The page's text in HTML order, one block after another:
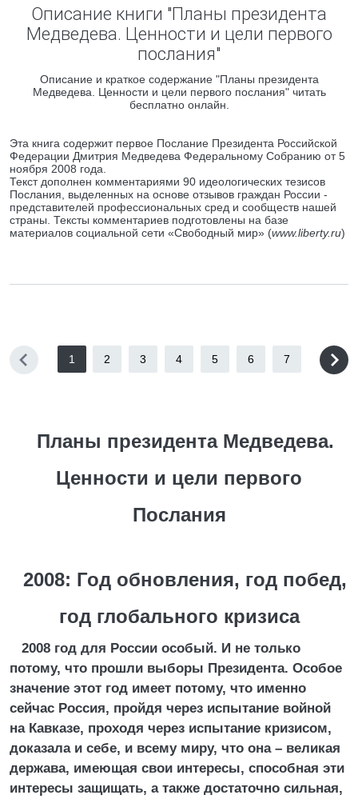
Описание книги "Планы президента
Медведева. Ценности и цели первого
послания"
Описание и краткое содержание "Планы президента
Медведева. Ценности и цели первого послания" читать
бесплатно онлайн.
Эта книга содержит первое Послание Президента Российской
Федерации Дмитрия Медведева Федеральному Собранию от 5
ноября 2008 года.
Текст дополнен комментариями 90 идеологических тезисов
Послания, выделенных на основе отзывов граждан России -
представителей профессиональных сред и сообществ нашей
страны. Тексты комментариев подготовлены на базе
материалов социальной сети «Свободный мир» (www.liberty.ru)
1 2 3 4 5 6 7
Планы президента Медведева.
Ценности и цели первого
Послания
2008: Год обновления, год побед,
год глобального кризиса
2008 год для России особый. И не только
потому, что прошли выборы Президента. Особое
значение этот год имеет потому, что именно
сейчас Россия, пройдя через испытание войной
на Кавказе, проходя через испытание кризисом,
доказала и себе, и всему миру, что она – великая
держава, имеющая свои интересы, способная эти
интересы защищать, а также достаточно сильная,